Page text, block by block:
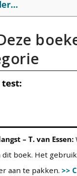
test:
– T. van Essen:
boek. Het
aan te pakken.>>